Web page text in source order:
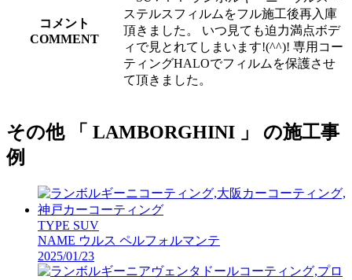
コメント
COMMENT
ステルスフィルムをフル施工後再入庫
頂きました。 いつ見ても迫力満点ボデ
ィで見とれてしまいます!(^^)! 専用コー
ティングHALOでフィルムを保護させ
て頂きました。
その他 「 LAMBORGHINI 」 の施工事
例
TYPE SUV
NAME ウルス ペルフォルマンテ
2025/01/23